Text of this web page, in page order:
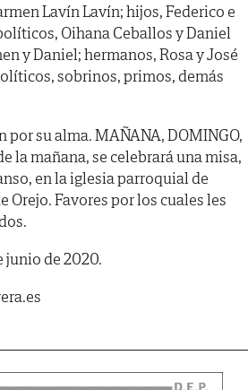
Lavín Lavín; hijos, Federico e
Oihana Ceballos y Daniel
y Daniel; hermanos, Rosa y José
sobrinos, primos, demás
por su alma. MAÑANA, DOMINGO,
la mañana, se celebrará una misa,
en la iglesia parroquial de
Orejo. Favores por los cuales les
junio de 2020.